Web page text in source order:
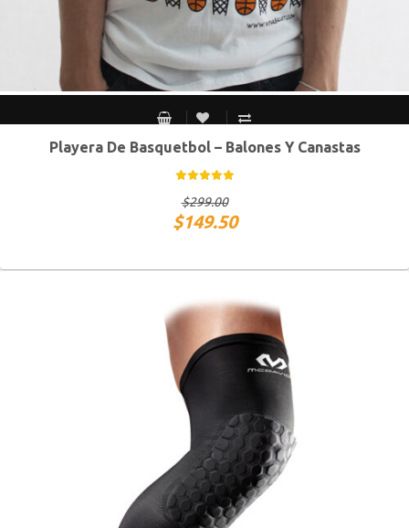
S MEX / XS USA M MEX / S USA G MEX / M USA XG MEX / G USA
Playera De Basquetbol – Balones Y Canastas
$299.00
$149.50